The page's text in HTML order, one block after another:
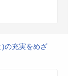
の充実をめざ